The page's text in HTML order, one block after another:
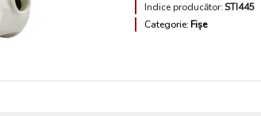
Indice producător: STI445
Categorie: Fișe